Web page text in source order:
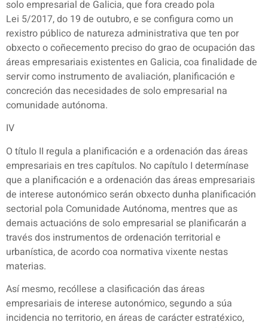
solo empresarial de Galicia, que fora creado pola
Lei 5/2017, do 19 de outubro, e se configura como un
rexistro público de natureza administrativa que ten por
obxecto o coñecemento preciso do grao de ocupación das
áreas empresariais existentes en Galicia, coa finalidade de
servir como instrumento de avaliación, planificación e
concreción das necesidades de solo empresarial na
comunidade autónoma.
IV
O título II regula a planificación e a ordenación das áreas
empresariais en tres capítulos. No capítulo I determínase
que a planificación e a ordenación das áreas empresariais
de interese autonómico serán obxecto dunha planificación
sectorial pola Comunidade Autónoma, mentres que as
demais actuacións de solo empresarial se planificarán a
través dos instrumentos de ordenación territorial e
urbanística, de acordo coa normativa vixente nestas
materias.
Así mesmo, recóllese a clasificación das áreas
empresariais de interese autonómico, segundo a súa
incidencia no territorio, en áreas de carácter estratéxico,